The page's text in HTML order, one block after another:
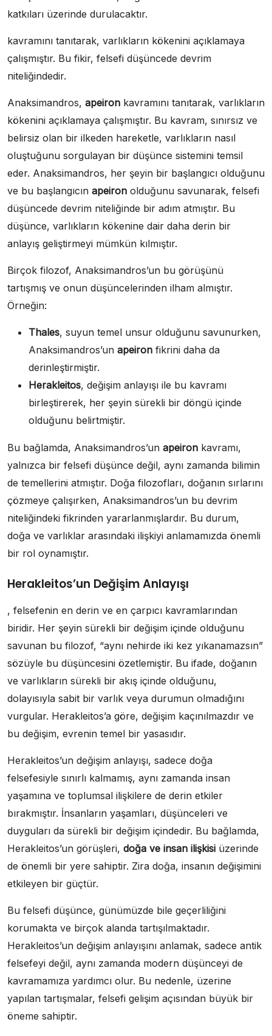
katkıları üzerinde durulacaktır.
kavramını tanıtarak, varlıkların kökenini açıklamaya
çalışmıştır. Bu fikir, felsefi düşüncede devrim
niteliğindedir.
Anaksimandros, apeiron kavramını tanıtarak, varlıkların
kökenini açıklamaya çalışmıştır. Bu kavram, sınırsız ve
belirsiz olan bir ilkeden hareketle, varlıkların nasıl
oluştuğunu sorgulayan bir düşünce sistemini temsil
eder. Anaksimandros, her şeyin bir başlangıcı olduğunu
ve bu başlangıcın apeiron olduğunu savunarak, felsefi
düşüncede devrim niteliğinde bir adım atmıştır. Bu
düşünce, varlıkların kökenine dair daha derin bir
anlayış geliştirmeyi mümkün kılmıştır.
Birçok filozof, Anaksimandros’un bu görüşünü
tartışmış ve onun düşüncelerinden ilham almıştır.
Örneğin:
Thales, suyun temel unsur olduğunu savunurken,
Anaksimandros’un apeiron fikrini daha da
derinleştirmiştir.
Herakleitos, değişim anlayışı ile bu kavramı
birleştirerek, her şeyin sürekli bir döngü içinde
olduğunu belirtmiştir.
Bu bağlamda, Anaksimandros’un apeiron kavramı,
yalnızca bir felsefi düşünce değil, aynı zamanda bilimin
de temellerini atmıştır. Doğa filozofları, doğanın sırlarını
çözmeye çalışırken, Anaksimandros’un bu devrim
niteliğindeki fikrinden yararlanmışlardır. Bu durum,
doğa ve varlıklar arasındaki ilişkiyi anlamamızda önemli
bir rol oynamıştır.
Herakleitos’un Değişim Anlayışı
, felsefenin en derin ve en çarpıcı kavramlarından
biridir. Her şeyin sürekli bir değişim içinde olduğunu
savunan bu filozof, “aynı nehirde iki kez yıkanamazsın”
sözüyle bu düşüncesini özetlemiştir. Bu ifade, doğanın
ve varlıkların sürekli bir akış içinde olduğunu,
dolayısıyla sabit bir varlık veya durumun olmadığını
vurgular. Herakleitos’a göre, değişim kaçınılmazdır ve
bu değişim, evrenin temel bir yasasıdır.
Herakleitos’un değişim anlayışı, sadece doğa
felsefesiyle sınırlı kalmamış, aynı zamanda insan
yaşamına ve toplumsal ilişkilere de derin etkiler
bırakmıştır. İnsanların yaşamları, düşünceleri ve
duyguları da sürekli bir değişim içindedir. Bu bağlamda,
Herakleitos’un görüşleri, doğa ve insan ilişkisi üzerinde
de önemli bir yere sahiptir. Zira doğa, insanın değişimini
etkileyen bir güçtür.
Bu felsefi düşünce, günümüzde bile geçerliliğini
korumakta ve birçok alanda tartışılmaktadır.
Herakleitos’un değişim anlayışını anlamak, sadece antik
felsefeyi değil, aynı zamanda modern düşünceyi de
kavramamıza yardımcı olur. Bu nedenle, üzerine
yapılan tartışmalar, felsefi gelişim açısından büyük bir
öneme sahiptir.